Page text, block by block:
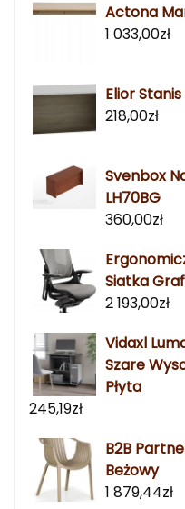
Actona
1 033,00zł
Elior
218,00zł
Svenbox
LH70BG
360,00zł
Siatka
2 193,00zł
Vidaxl
Szare
Płyta
245,19zł
B2B
Beżowy
1 879,44zł